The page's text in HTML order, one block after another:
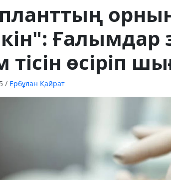
Ғалымдар
тісін өсіріп
/ Ербұлан Қайрат